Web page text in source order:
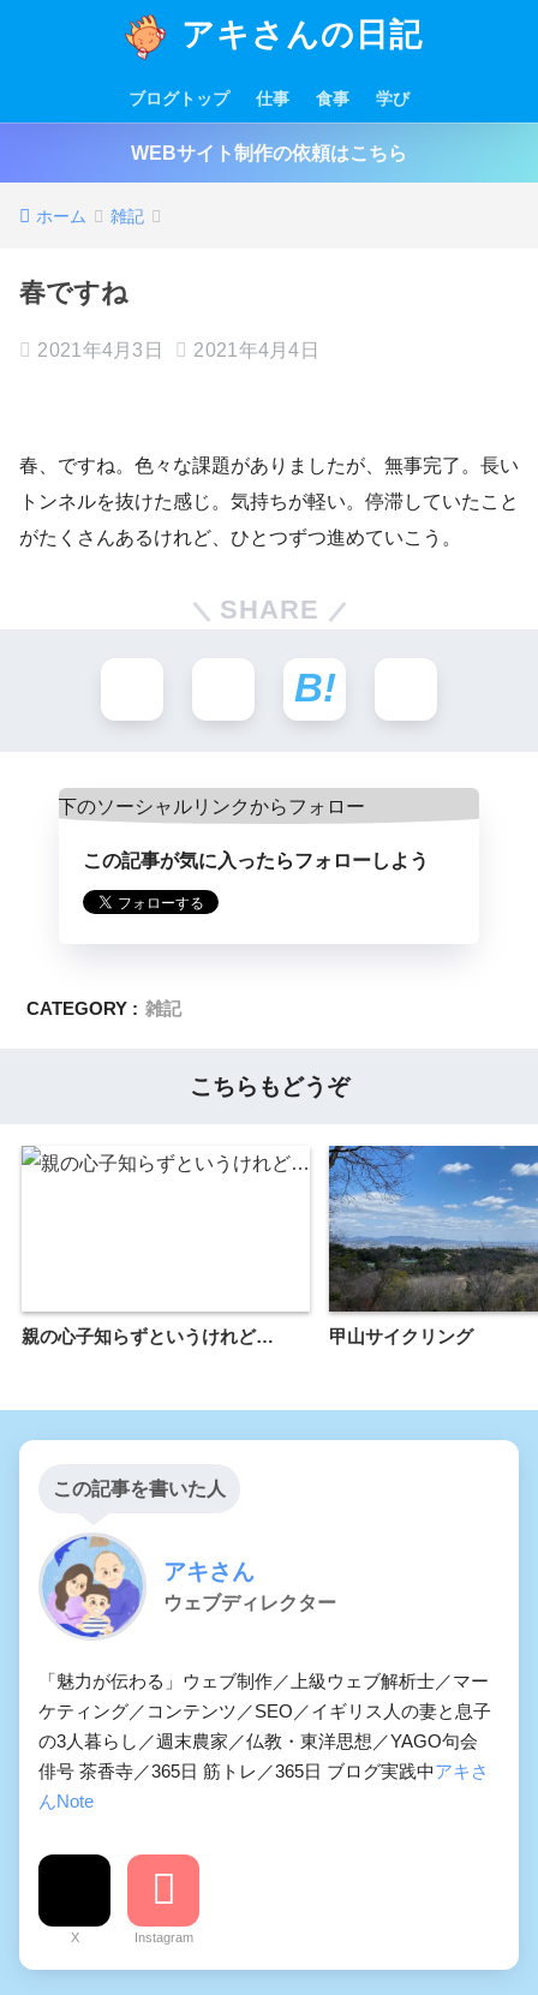
アキさんの日記
ブログトップ 仕事 食事 学び
WEBサイト制作の依頼はこちら
ホーム 雑記
春ですね
2021年4月3日 2021年4月4日
春、ですね。色々な課題がありましたが、無事完了。長い
トンネルを抜けた感じ。気持ちが軽い。停滞していたこと
がたくさんあるけれど、ひとつずつ進めていこう。
SHARE
この記事が気に入ったらフォローしよう
CATEGORY : 雑記
こちらもどうぞ
親の心子知らずというけれど… 甲山サイクリング
この記事を書いた人
アキさん
ウェブディレクター
「魅力が伝わる」ウェブ制作／上級ウェブ解析士／マー
ケティング／コンテンツ／SEO／イギリス人の妻と息子
の3人暮らし／週末農家／仏教・東洋思想／YAGO句会
俳号 茶香寺／365日 筋トレ／365日 ブログ実践中アキさ
んNote
X Instagram